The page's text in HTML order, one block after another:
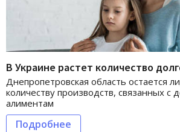
В Украине растет количество
Днепропетровская область остается
количеству производств, связанных с
алиментам
Подробнее